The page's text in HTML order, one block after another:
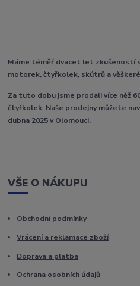
Máme téměř dvacet let zkušeností
motorek, čtyřkolek, skútrů a
Za tuto dobu jsme prodali více něž
čtyřkolek. Naše prodejny můžete
dubna 2025 v Olomouci.
VŠE O NÁKUPU
Obchodní podmínky
Vrácení a reklamace zboží
Doprava a platba
Ochrana osobních údajů